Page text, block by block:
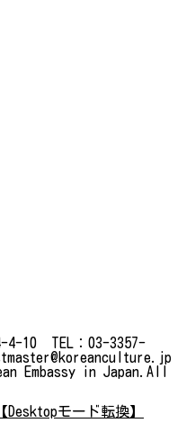
4-10 TEL：03-3357-
Embassy in Japan.All
【Desktopモード転換】